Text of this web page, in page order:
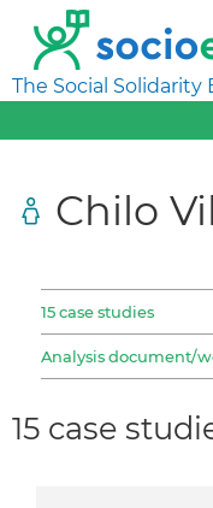
The Social
Chilo
15 case studies
Analysis document/
15 case